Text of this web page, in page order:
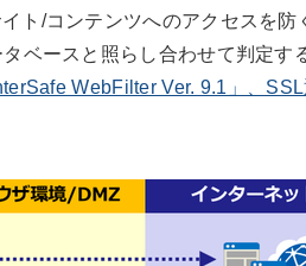
ト/コンテンツへのアクセスを防
ベースと照らし合わせて判定す
WebFilter Ver. 9.1」、